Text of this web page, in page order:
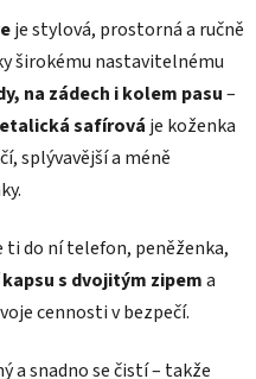
je stylová, prostorná a ručně
širokému nastavitelnému
na zádech i kolem pasu–
safírová je koženka
splývavější a méně
ti do ní telefon, peněženka,
s dvojitým zipema
cennosti v bezpečí.
a snadno se čistí – takže